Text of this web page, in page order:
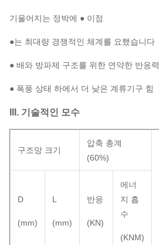
기울어지는 정박에 ● 이점
●는 최대량 경쟁적인 체계를 요했습니다
● 배와 방파제 구조를 위한 연약한 반응력
● 폭풍 상태 하에서 더 낮은 계류기구 힘
III. 기술적인 모수
구조망 크기
압축 총계
(60%)
D
(mm)
L
(mm)
반응
(KN)
에너
지 흡
수
(KNM)